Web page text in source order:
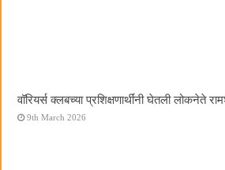
वॉरियर्स क्लबच्या प्रशिक्षणार्थींनी घेतली लोकनेते
9th March 2026